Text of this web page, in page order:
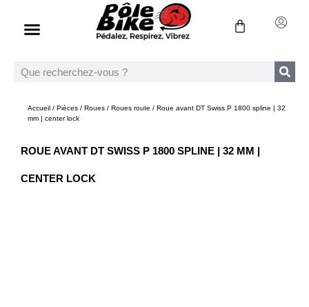
Accueil / Pièces / Roues / Roues route / Roue avant DT Swiss P 1800 spline | 32
mm | center lock
ROUE AVANT DT SWISS P 1800 SPLINE | 32 MM |
CENTER LOCK